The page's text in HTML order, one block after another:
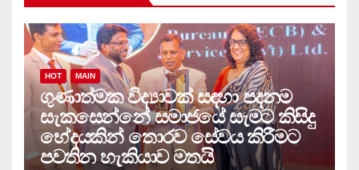
HOT MAIN
ගුණාත්මක විද්‍යාවක් සඳහා පදනම
සැකසෙන්නේ සමාජයේ සැමට කිසිදු
භේදයකින් තොරව සේවය කිරීමට
පවතින හැකියාව මතයි